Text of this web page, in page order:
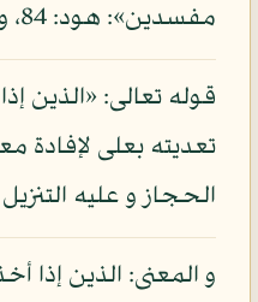
مفسدين»: هود: 84، و قد تقدم الكلام في تفسير الآية في معنى كونه إفسادا في الأرض.
قوله تعالى: «الذين
تعديته بعلى لإفادة
الحجاز و عليه
و المعنى: الذين إذا